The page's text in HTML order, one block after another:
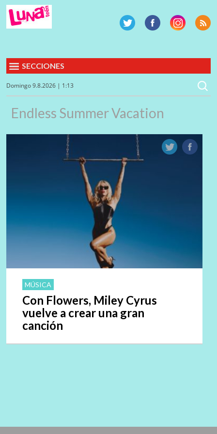
SECCIONES
Domingo 9.8.2026 | 1:13
Endless Summer Vacation
MÚSICA
Con Flowers, Miley Cyrus
vuelve a crear una gran
canción